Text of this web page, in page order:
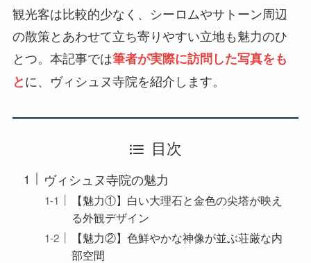
観光客は比較的少なく、シーロムやサトーン周辺
の散策とあわせて立ち寄りやすい立地も魅力のひ
とつ。本記事では筆者が実際に訪問した写真をも
とに、ヴィシュヌ寺院を紹介します。
目次
ヴィシュヌ寺院の魅力
【魅力①】白い大理石と金色の尖塔が映え
る外観デザイン
【魅力②】色鮮やかな神像が並ぶ荘厳な内
部空間